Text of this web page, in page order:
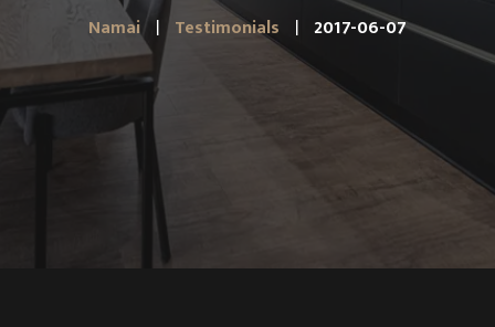
Namai Testimonials 2017-06-07